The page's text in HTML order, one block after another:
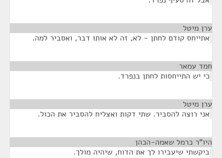
ערן מיטל
אתייחס קודם לחתן - לא, זה לא אותו דבר, ואסביר למה.
חמד עמאר
כי יש התייחסות לחתן בנפרד.
ערן מיטל
אני רוצה להסביר. שתי דקות ואצליח להסביר את הכול.
היו"ר כרמל שאמה-הכהן
ביקשתי שיעבירו לך את הדוח, שיהיה מולך.